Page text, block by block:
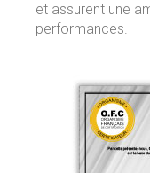
et assurent une
performances.